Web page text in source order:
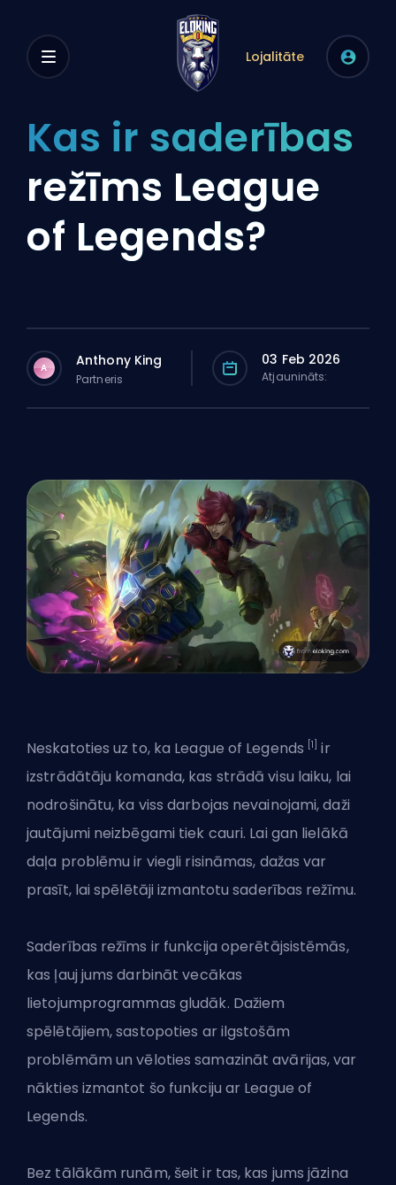
Lojalitāte
Kas ir saderības
režīms League
of Legends?
A Anthony King
Partneris
03 Feb 2026
Atjaunināts:
Neskatoties uz to, ka League of Legends [1] ir
izstrādātāju komanda, kas strādā visu laiku, lai
nodrošinātu, ka viss darbojas nevainojami, daži
jautājumi neizbēgami tiek cauri. Lai gan lielākā
daļa problēmu ir viegli risināmas, dažas var
prasīt, lai spēlētāji izmantotu saderības režīmu.
Saderības režīms ir funkcija operētājsistēmās,
kas ļauj jums darbināt vecākas
lietojumprogrammas gludāk. Dažiem
spēlētājiem, sastopoties ar ilgstošām
problēmām un vēloties samazināt avārijas, var
nākties izmantot šo funkciju ar League of
Legends.
Bez tālākām runām, šeit ir tas, kas jums jāzina